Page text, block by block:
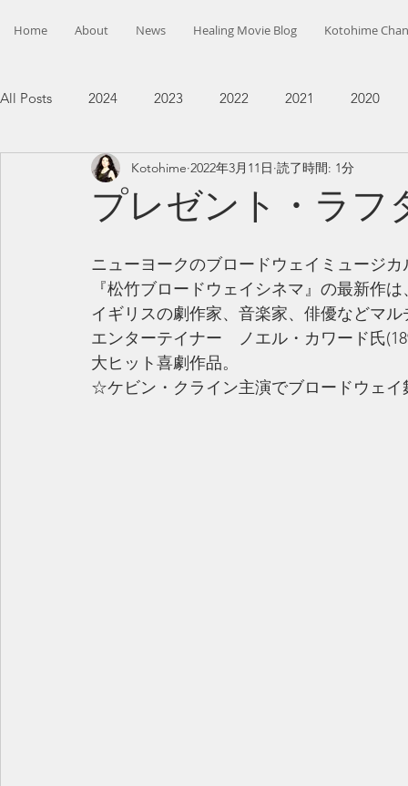
Home About News Healing Movie Blog Kotohime
All Posts 2024 2023 2022 2021 2020
プレゼント・ラフ
Kotohime 2022年3月11日 読了時間: 1分
ニューヨークのブロードウェイミュージカ
『松竹ブロードウェイシネマ』の最新作は
イギリスの劇作家、音楽家、俳優などマ
エンターテイナー　ノエル・カワード氏
大ヒット喜劇作品。
☆ケビン・クライン主演でブロードウェイ